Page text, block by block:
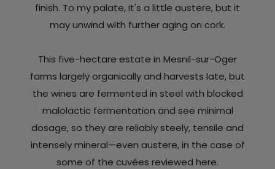
finish. To my palate, it's a little austere, but it
may unwind with further aging on cork.
This five-hectare estate in Mesnil-sur-Oger
farms largely organically and harvests late, but
the wines are fermented in steel with blocked
malolactic fermentation and see minimal
dosage, so they are reliably steely, tensile and
intensely mineral—even austere, in the case of
some of the cuvées reviewed here.